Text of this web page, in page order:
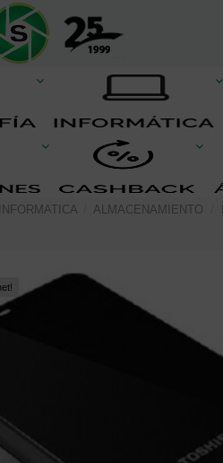
INFORMATICA ALMACENAMIENTO